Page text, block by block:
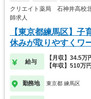
クリエイト薬局 石神井高校
師求人
【東京都練馬区】
休みが取りやすくワ
給与
【月収】34.5万
【年収】510万
勤務地 東京都 練馬区